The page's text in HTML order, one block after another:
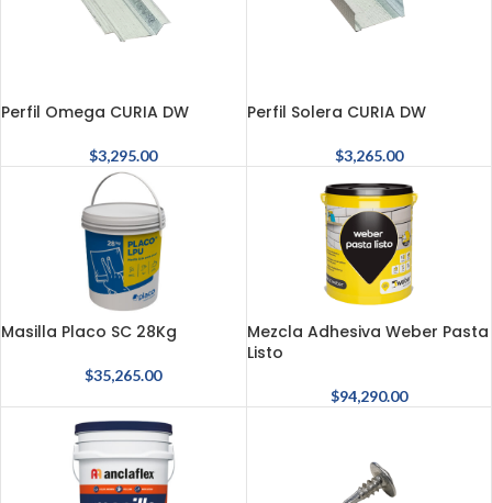
Perfil Omega CURIA DW
$3,295.00
Perfil Solera CURIA DW
$3,265.00
Masilla Placo SC 28Kg
$35,265.00
Mezcla Adhesiva Weber Pasta
Listo
$94,290.00